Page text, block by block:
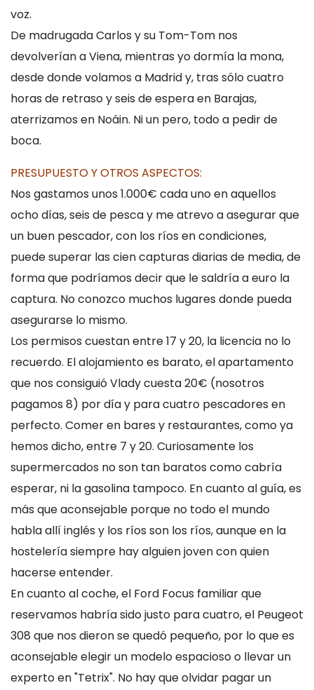
voz.
De madrugada Carlos y su Tom-Tom nos
devolverían a Viena, mientras yo dormía la mona,
desde donde volamos a Madrid y, tras sólo cuatro
horas de retraso y seis de espera en Barajas,
aterrizamos en Noáin. Ni un pero, todo a pedir de
boca.
PRESUPUESTO Y OTROS ASPECTOS:
Nos gastamos unos 1.000€ cada uno en aquellos
ocho días, seis de pesca y me atrevo a asegurar que
un buen pescador, con los ríos en condiciones,
puede superar las cien capturas diarias de media, de
forma que podríamos decir que le saldría a euro la
captura. No conozco muchos lugares donde pueda
asegurarse lo mismo.
Los permisos cuestan entre 17 y 20, la licencia no lo
recuerdo. El alojamiento es barato, el apartamento
que nos consiguió Vlady cuesta 20€ (nosotros
pagamos 8) por día y para cuatro pescadores en
perfecto. Comer en bares y restaurantes, como ya
hemos dicho, entre 7 y 20. Curiosamente los
supermercados no son tan baratos como cabría
esperar, ni la gasolina tampoco. En cuanto al guía, es
más que aconsejable porque no todo el mundo
habla allí inglés y los ríos son los ríos, aunque en la
hostelería siempre hay alguien joven con quien
hacerse entender.
En cuanto al coche, el Ford Focus familiar que
reservamos habría sido justo para cuatro, el Peugeot
308 que nos dieron se quedó pequeño, por lo que es
aconsejable elegir un modelo espacioso o llevar un
experto en "Tetrix". No hay que olvidar pagar un